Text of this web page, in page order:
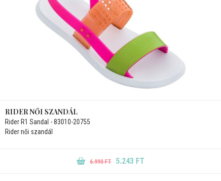
RIDER NŐI SZANDÁL
Rider R1 Sandal - 83010-20755
Rider női szandál
6.990 FT 5.243 FT